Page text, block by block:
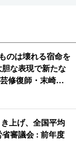
のは壊れる宿命を
な表現で新たな
修復師・末崎広
上げ、全国平均
審議会 : 前年度